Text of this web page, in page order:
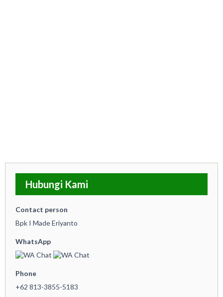
Hubungi Kami
Contact person
Bpk I Made Eriyanto
WhatsApp
Phone
+62 813-3855-5183